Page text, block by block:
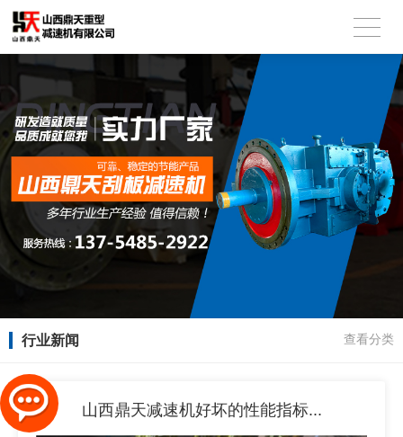
行业新闻 查看分类
山西鼎天减速机好坏的性能指标...